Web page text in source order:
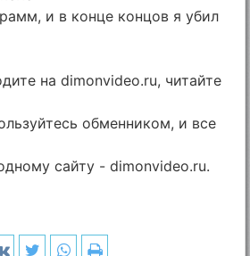
и в конце концов я убил
на dimonvideo.ru, читайте
обменником, и все
сайту - dimonvideo.ru.